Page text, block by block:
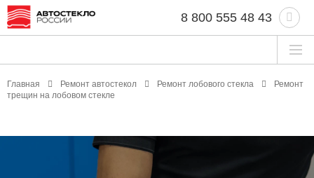
8 800 555 48 43
Главная Ремонт автостекол Ремонт лобового стекла
Ремонт
трещин на лобовом стекле